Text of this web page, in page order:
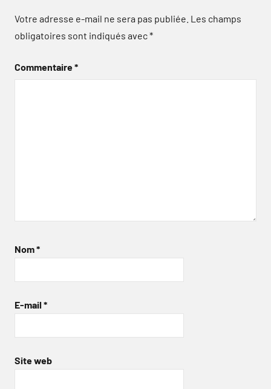
Votre adresse e-mail ne sera pas publiée. Les champs
obligatoires sont indiqués avec*
Commentaire*
Nom*
E-mail *
Site web